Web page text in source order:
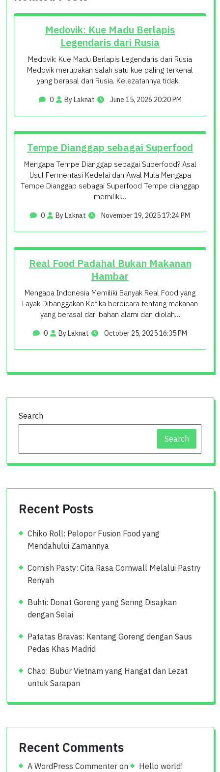
Medovik: Kue Madu Berlapis
Legendaris dari Rusia
Medovik: Kue Madu Berlapis Legendaris dari Rusia
Medovik merupakan salah satu kue paling terkenal
yang berasal dari Rusia. Kelezatannya tidak…
0 By Laknat June 15, 2026 20:20 PM
Tempe Dianggap sebagai Superfood
Mengapa Tempe Dianggap sebagai Superfood? Asal
Usul Fermentasi Kedelai dan Awal Mula Mengapa
Tempe Dianggap sebagai Superfood Tempe dianggap
memiliki…
0 By Laknat November 19, 2025 17:24 PM
Real Food Padahal Bukan Makanan
Hambar
Mengapa Indonesia Memiliki Banyak Real Food yang
Layak Dibanggakan Ketika berbicara tentang makanan
yang berasal dari bahan alami dan diolah…
0 By Laknat October 25, 2025 16:35 PM
Search
Search
Recent Posts
Chiko Roll: Pelopor Fusion Food yang
Mendahului Zamannya
Cornish Pasty: Cita Rasa Cornwall Melalui Pastry
Renyah
Buhti: Donat Goreng yang Sering Disajikan
dengan Selai
Patatas Bravas: Kentang Goreng dengan Saus
Pedas Khas Madrid
Chao: Bubur Vietnam yang Hangat dan Lezat
untuk Sarapan
Recent Comments
A WordPress Commenter on Hello world!